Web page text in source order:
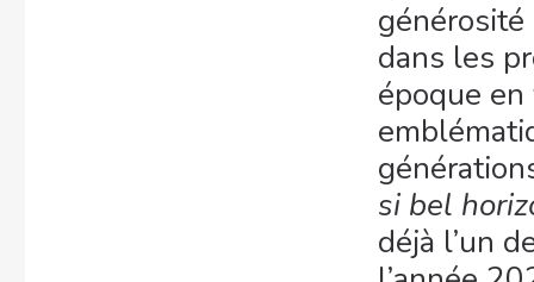
dans les
époque
si bel
déjà l’un